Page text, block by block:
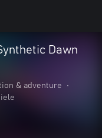
Dawn
& adventure
•